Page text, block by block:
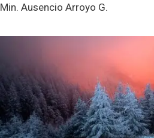
Min. Ausencio Arroyo G.